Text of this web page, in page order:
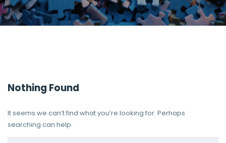
Nothing Found
It seems we can’t find what you’re looking for. Perhaps
searching can help.